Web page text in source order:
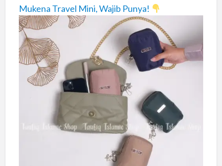
Mukena Travel Mini, Wajib Punya!